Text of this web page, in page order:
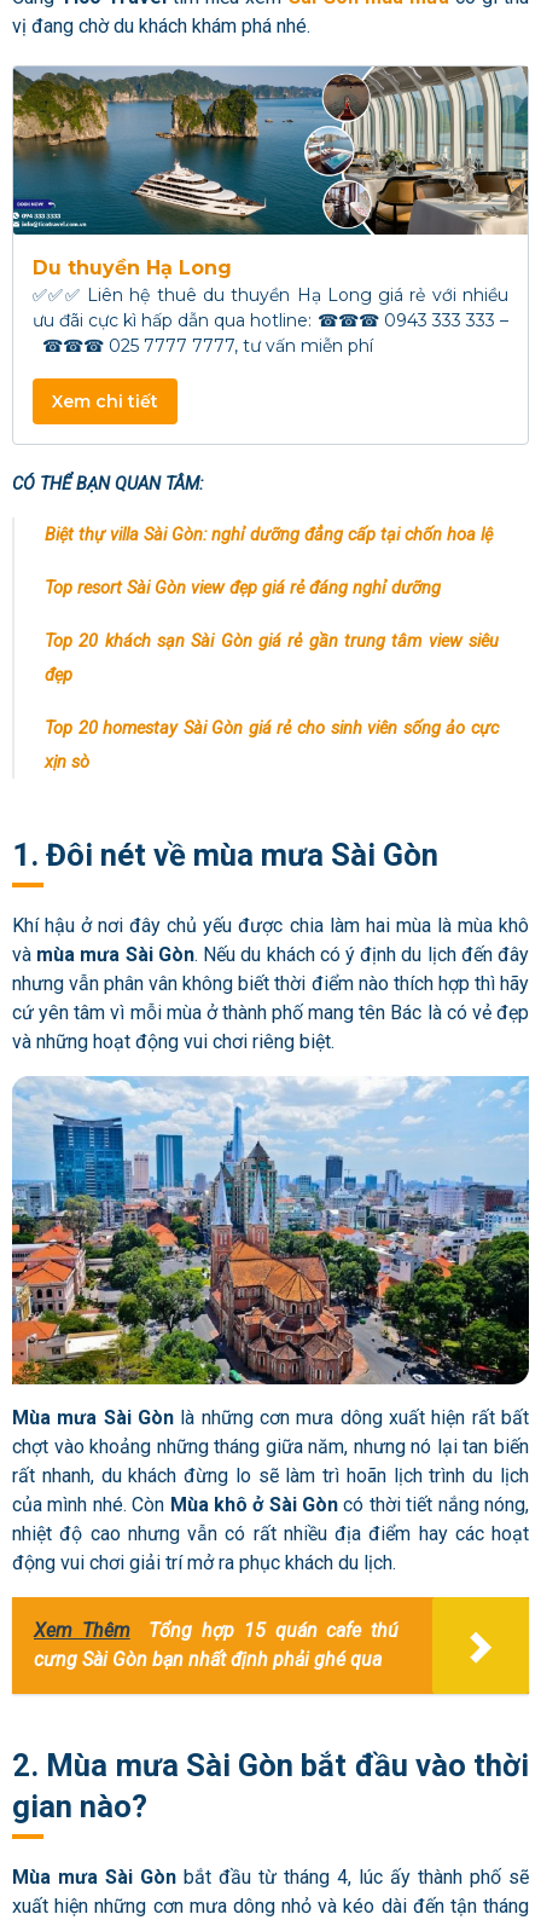
vị đang chờ du khách khám phá nhé.
Du thuyền Hạ Long
✅✅✅ Liên hệ thuê du thuyền Hạ Long giá rẻ với nhiều
ưu đãi cực kì hấp dẫn qua hotline: ☎☎☎ 0943 333 333 –
☎☎☎ 025 7777 7777, tư vấn miễn phí
Xem chi tiết
CÓ THỂ BẠN QUAN TÂM:
Biệt thự villa Sài Gòn: nghỉ dưỡng đẳng cấp tại chốn hoa lệ
Top resort Sài Gòn view đẹp giá rẻ đáng nghỉ dưỡng
Top 20 khách sạn Sài Gòn giá rẻ gần trung tâm view siêu
đẹp
Top 20 homestay Sài Gòn giá rẻ cho sinh viên sống ảo cực
xịn sò
1. Đôi nét về mùa mưa Sài Gòn
Khí hậu ở nơi đây chủ yếu được chia làm hai mùa là mùa khô
và mùa mưa Sài Gòn. Nếu du khách có ý định du lịch đến đây
nhưng vẫn phân vân không biết thời điểm nào thích hợp thì hãy
cứ yên tâm vì mỗi mùa ở thành phố mang tên Bác là có vẻ đẹp
và những hoạt động vui chơi riêng biệt.
Mùa mưa Sài Gòn là những cơn mưa dông xuất hiện rất bất
chợt vào khoảng những tháng giữa năm, nhưng nó lại tan biến
rất nhanh, du khách đừng lo sẽ làm trì hoãn lịch trình du lịch
của mình nhé. Còn Mùa khô ở Sài Gòn có thời tiết nắng nóng,
nhiệt độ cao nhưng vẫn có rất nhiều địa điểm hay các hoạt
động vui chơi giải trí mở ra phục khách du lịch.
Xem Thêm
Tổng hợp 15 quán cafe thú
cưng Sài Gòn bạn nhất định phải ghé qua
2. Mùa mưa Sài Gòn bắt đầu vào thời
gian nào?
Mùa mưa Sài Gòn bắt đầu từ tháng 4, lúc ấy thành phố sẽ
xuất hiện những cơn mưa dông nhỏ và kéo dài đến tận tháng